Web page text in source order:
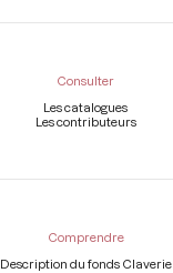
Consulter
Les catalogues
Les contributeurs
Comprendre
Description du fonds Claverie